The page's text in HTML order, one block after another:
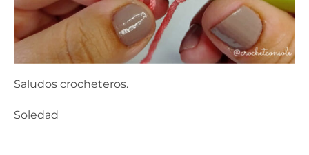
Saludos crocheteros.
Soledad